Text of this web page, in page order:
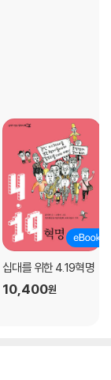
십대를 위한 4.19혁명
10,400원